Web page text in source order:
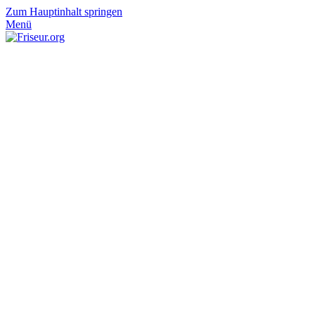
Zum Hauptinhalt springen
Menü